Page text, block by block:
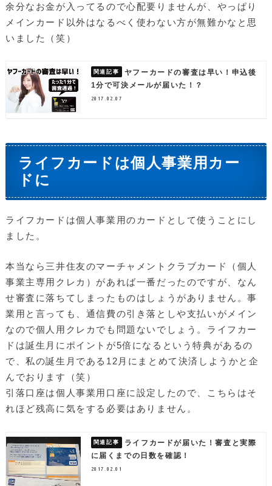
余分なお金が入ってるので心配要りませんが、やっぱり
メインカード以外はなるべく使わない方が無難かなと思
いました（笑）
ヤフーカードの審査は早い！申込後
1分で可決メールが届いた！？
2017.02.07
ライフカードは個人事業用カー
ドに
ライフカードは個人事業用のカードとして使うことにし
ました。
本当なら三井住友のマーチャメントクラブカード（個人
事業主専用クレカ）があれば一番だったのですが、なん
せ審査に落ちてしまったものはしょうがありません。事
業用と言っても、通信費の引き落としや支払いがメイン
なので個人用クレカでも問題ないでしょう。ライフカー
ドは誕生月にポイントが5倍になるという特典があるの
で、私の誕生月である12月にまとめて決済しようかと企
んでおります（笑）
引落口座は個人事業用口座に設定したので、こちらはそ
れほど残高に気をする必要はありません。
ライフカードが届いた！審査と実際
に届くまでの日数を確認！
2017.02.01